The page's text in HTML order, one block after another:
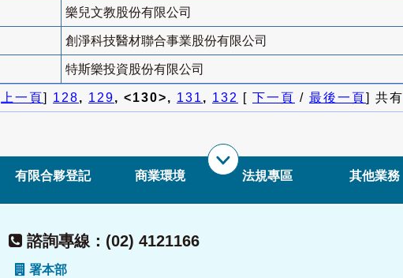
樂兒文教股份有限公司
創淨科技醫材聯合事業股份有限公司
特斯樂投資股份有限公司
上一頁] 128, 129, <130>, 131, 132 [ 下一頁 / 最後一頁] 共有
有限合夥登記 商業環境 法規專區 其他業務
諮詢專線：(02) 4121166
署本部